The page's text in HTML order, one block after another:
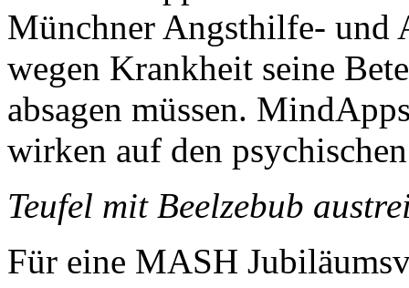
Münchner Angsthilfe- und
wegen Krankheit seine
absagen müssen.
wirken auf den
Teufel mit Beelzebub
Für eine MASH